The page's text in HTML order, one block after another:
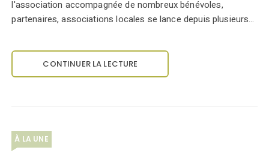
l'association accompagnée de nombreux bénévoles,
partenaires, associations locales se lance depuis plusieurs…
CONTINUER LA LECTURE
À LA UNE